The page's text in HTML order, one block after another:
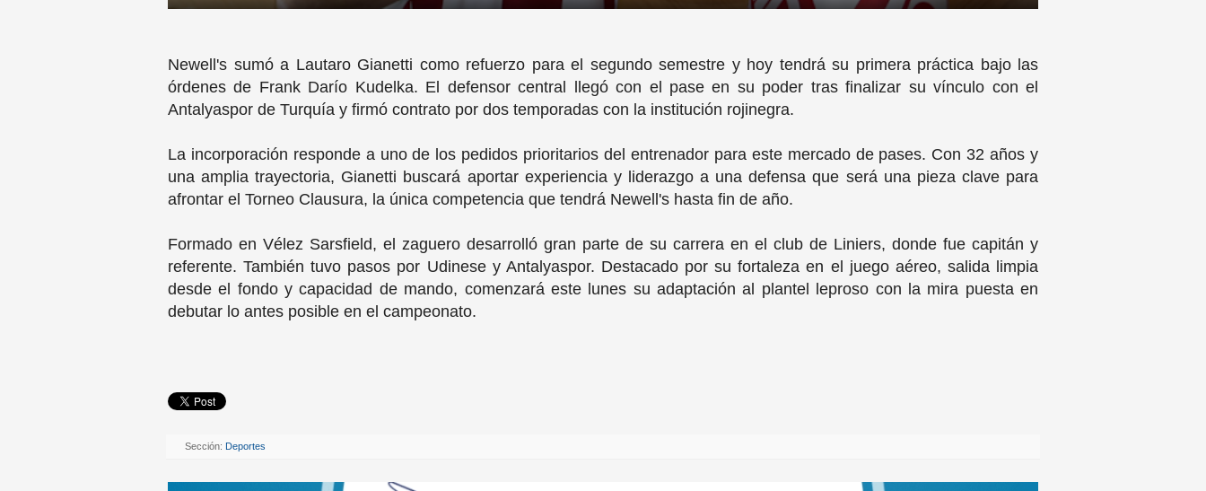
Newell's sumó a Lautaro Gianetti como refuerzo para el segundo semestre y hoy tendrá su primera práctica bajo las
órdenes de Frank Darío Kudelka. El defensor central llegó con el pase en su poder tras finalizar su vínculo con el
Antalyaspor de Turquía y firmó contrato por dos temporadas con la institución rojinegra.
La incorporación responde a uno de los pedidos prioritarios del entrenador para este mercado de pases. Con 32 años y
una amplia trayectoria, Gianetti buscará aportar experiencia y liderazgo a una defensa que será una pieza clave para
afrontar el Torneo Clausura, la única competencia que tendrá Newell's hasta fin de año.
Formado en Vélez Sarsfield, el zaguero desarrolló gran parte de su carrera en el club de Liniers, donde fue capitán y
referente. También tuvo pasos por Udinese y Antalyaspor. Destacado por su fortaleza en el juego aéreo, salida limpia
desde el fondo y capacidad de mando, comenzará este lunes su adaptación al plantel leproso con la mira puesta en
debutar lo antes posible en el campeonato.
Sección: Deportes